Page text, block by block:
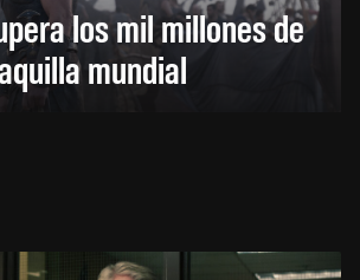
los mil millones de
mundial